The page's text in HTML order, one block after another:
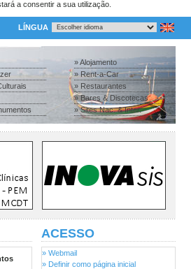
a consentir a sua utilização.
LÍNGUA
» Alojamento
» Rent-a-Car
» Restaurantes
» Bares & Discotecas
» Sites Nac. & Inter.
ACESSO
» Webmail
» Definir como página inicial